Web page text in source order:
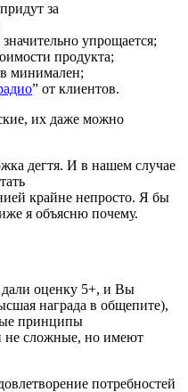
за
упрощается;
продукта;
минимален;
” от клиентов.
их даже можно
дегтя. И в нашем случае
крайне непросто. Я бы
я объясню почему.
оценку 5+, и Вы
награда в общепите),
принципы
не сложные, но имеют
потребностей